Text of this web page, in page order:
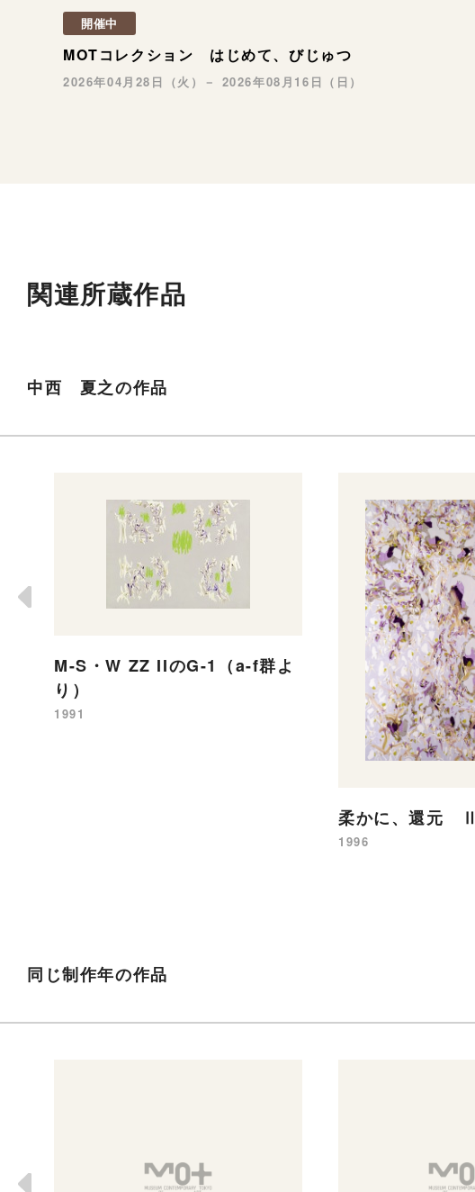
開催中
MOTコレクション はじめて、びじゅつ
2026年04月28日（火）－ 2026年08月16日（日）
関連所蔵作品
中西 夏之の作品
M-S・W ZZ IIのG-1（a-f群よ
り）
1991
柔かに、還元 Ⅱ
1996
同じ制作年の作品